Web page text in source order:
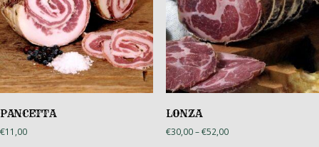
PANCETTA
€11,00
LONZA
€30,00–€52,00